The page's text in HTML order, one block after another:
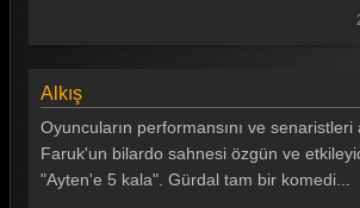
Alkış
Oyuncuların performansını ve senaristleri
Faruk'un bilardo sahnesi özgün ve
"Ayten'e 5 kala". Gürdal tam bir komedi...